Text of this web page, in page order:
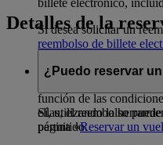
billete electrónico,
Si desea solicitar un
reembolso de billete
función de las
ellas, el reembolso
permitido.
Detalles de la
¿Puedo reservar
Sí, utilizando la
página «Reservar un